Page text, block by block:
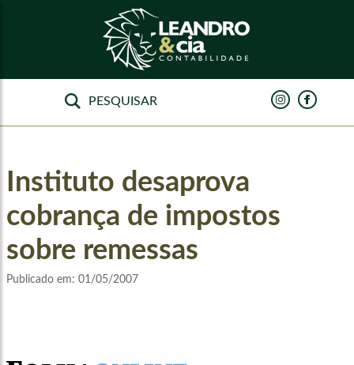
Instituto desaprova
cobrança de impostos
sobre remessas
Publicado em: 01/05/2007